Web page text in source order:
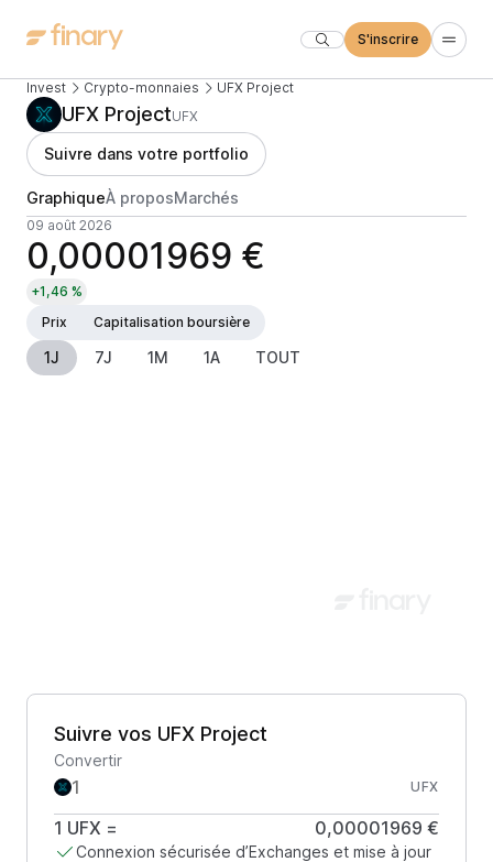
S'inscrire
Invest Crypto-monnaies UFX Project
UFX ProjectUFX
Suivre dans votre portfolio
GraphiqueÀ proposMarchés
09 août 2026
0,00001969 €
+1,46 %
Prix
Capitalisation boursière
1J 7J 1M 1A TOUT
Suivre vos UFX Project
Convertir
UFX
1 UFX = 0,00001969 €
Connexion sécurisée d’Exchanges et mise à jour